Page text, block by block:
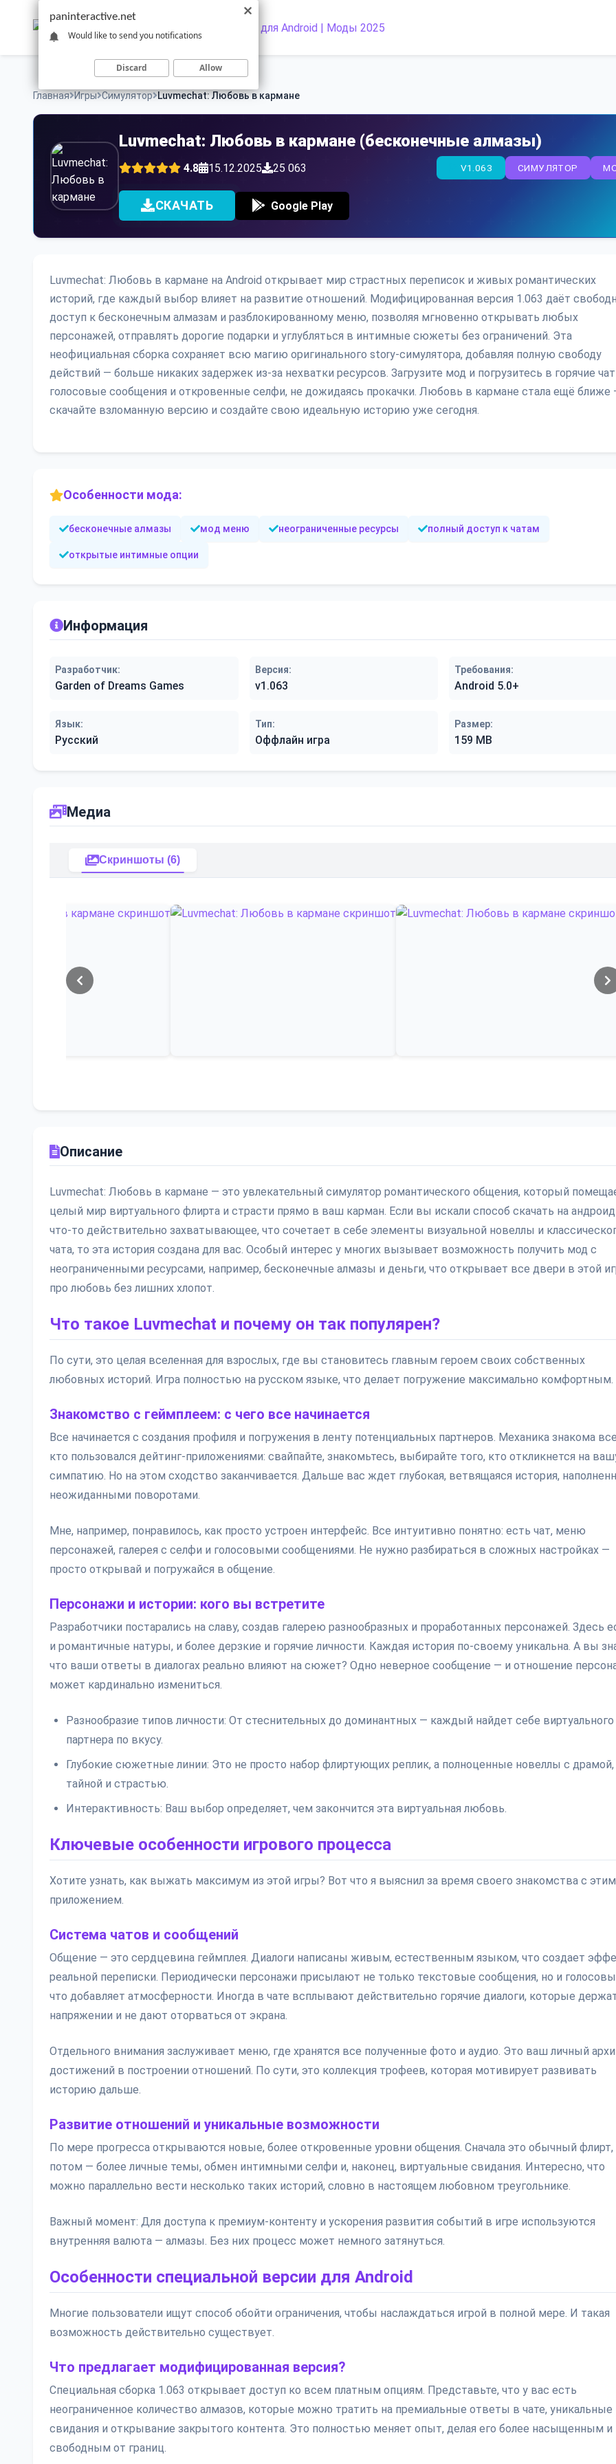
Главная Игры Симулятор Luvmechat: Любовь в кармане
Luvmechat: Любовь в кармане (бесконечные алмазы)
4.8 15.12.2025 25 063 СИМУЛЯТОР
V1.063
СКАЧАТЬ Google Play
Luvmechat: Любовь в кармане на Android открывает мир страстных переписок и живых романтических
историй, где каждый выбор влияет на развитие отношений. Модифицированная версия 1.063 даёт
доступ к бесконечным алмазам и разблокированному меню, позволяя мгновенно открывать любых
персонажей, отправлять дорогие подарки и углубляться в интимные сюжеты без ограничений. Эта
неофициальная сборка сохраняет всю магию оригинального story-симулятора, добавляя полную свободу
действий — больше никаких задержек из-за нехватки ресурсов. Загрузите мод и погрузитесь в горячие
голосовые сообщения и откровенные селфи, не дожидаясь прокачки. Любовь в кармане стала ещё ближе
скачайте взломанную версию и создайте свою идеальную историю уже сегодня.
Особенности мода:
бесконечные алмазы мод меню неограниченные ресурсы полный доступ к чатам
открытые интимные опции
Информация
Разработчик:
Garden of Dreams Games
Версия:
v1.063
Требования:
Android 5.0+
Язык:
Русский
Тип:
Оффлайн игра
Размер:
159 MB
Медиа
Скриншоты (6)
Описание
Luvmechat: Любовь в кармане — это увлекательный симулятор романтического общения, который
целый мир виртуального флирта и страсти прямо в ваш карман. Если вы искали способ скачать на андроид
что-то действительно захватывающее, что сочетает в себе элементы визуальной новеллы и
чата, то эта история создана для вас. Особый интерес у многих вызывает возможность получить мод с
неограниченными ресурсами, например, бесконечные алмазы и деньги, что открывает все двери в этой
про любовь без лишних хлопот.
Что такое Luvmechat и почему он так популярен?
По сути, это целая вселенная для взрослых, где вы становитесь главным героем своих собственных
любовных историй. Игра полностью на русском языке, что делает погружение максимально комфортным.
Знакомство с геймплеем: с чего все начинается
Все начинается с создания профиля и погружения в ленту потенциальных партнеров. Механика знакома
кто пользовался дейтинг-приложениями: свайпайте, знакомьтесь, выбирайте того, кто откликнется на
симпатию. Но на этом сходство заканчивается. Дальше вас ждет глубокая, ветвящаяся история,
неожиданными поворотами.
Мне, например, понравилось, как просто устроен интерфейс. Все интуитивно понятно: есть чат, меню
персонажей, галерея с селфи и голосовыми сообщениями. Не нужно разбираться в сложных настройках —
просто открывай и погружайся в общение.
Персонажи и истории: кого вы встретите
Разработчики постарались на славу, создав галерею разнообразных и проработанных персонажей. Здесь
и романтичные натуры, и более дерзкие и горячие личности. Каждая история по-своему уникальна. А вы
что ваши ответы в диалогах реально влияют на сюжет? Одно неверное сообщение — и отношение
может кардинально измениться.
Разнообразие типов личности: От стеснительных до доминантных — каждый найдет себе виртуального
партнера по вкусу.
Глубокие сюжетные линии: Это не просто набор флиртующих реплик, а полноценные новеллы с драмой,
тайной и страстью.
Интерактивность: Ваш выбор определяет, чем закончится эта виртуальная любовь.
Ключевые особенности игрового процесса
Хотите узнать, как выжать максимум из этой игры? Вот что я выяснил за время своего знакомства с этим
приложением.
Система чатов и сообщений
Общение — это сердцевина геймплея. Диалоги написаны живым, естественным языком, что создает
реальной переписки. Периодически персонажи присылают не только текстовые сообщения, но и
что добавляет атмосферности. Иногда в чате всплывают действительно горячие диалоги, которые
напряжении и не дают оторваться от экрана.
Отдельного внимания заслуживает меню, где хранятся все полученные фото и аудио. Это ваш личный
достижений в построении отношений. По сути, это коллекция трофеев, которая мотивирует развивать
историю дальше.
Развитие отношений и уникальные возможности
По мере прогресса открываются новые, более откровенные уровни общения. Сначала это обычный флирт,
потом — более личные темы, обмен интимными селфи и, наконец, виртуальные свидания. Интересно, что
можно параллельно вести несколько таких историй, словно в настоящем любовном треугольнике.
Важный момент: Для доступа к премиум-контенту и ускорения развития событий в игре используются
внутренняя валюта — алмазы. Без них процесс может немного затянуться.
Особенности специальной версии для Android
Многие пользователи ищут способ обойти ограничения, чтобы наслаждаться игрой в полной мере. И такая
возможность действительно существует.
Что предлагает модифицированная версия?
Специальная сборка 1.063 открывает доступ ко всем платным опциям. Представьте, что у вас есть
неограниченное количество алмазов, которые можно тратить на премиальные ответы в чате, уникальные
свидания и открывание закрытого контента. Это полностью меняет опыт, делая его более насыщенным и
свободным от границ.
paninteractive.net
Would like to send you notifications
Discard Allow